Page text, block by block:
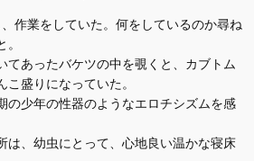
作業をしていた。何をしているのか尋ね
てあったバケツの中を覗くと、カブトム
盛りになっていた。
の少年の性器のようなエロチシズムを感
は、幼虫にとって、心地良い温かな寝床